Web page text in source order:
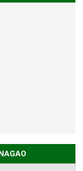
và phát triển